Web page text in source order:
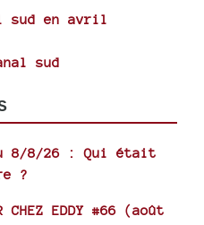
sud en avril
sud
8/8/26 : Qui était
?
CHEZ EDDY #66 (août